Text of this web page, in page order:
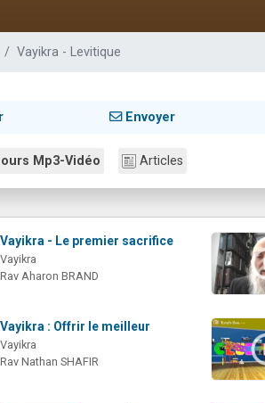
Vayikra - Levitique
Envoyer
Mp3-Vidéo Articles
Vayikra - Le premier sacrifice
Vayikra
Rav Aharon BRAND
Vayikra : Offrir le meilleur
Vayikra
Rav Nathan SHAFIR